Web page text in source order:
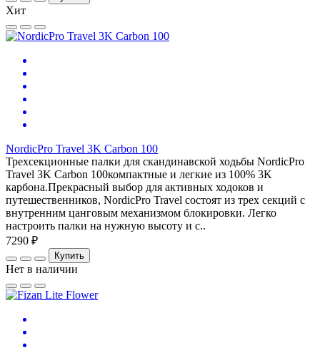
Хит
NordicPro Travel 3K Carbon 100
Трехсекционные палки для скандинавской ходьбы NordicPro
Travel 3K Carbon 100компактные и легкие из 100% 3K
карбона.Прекрасный выбор для активных ходоков и
путешественников, NordicPro Travel состоят из трех секций с
внутренним цанговым механизмом блокировки. Легко
настроить палки на нужную высоту и с..
7290 ₽
Купить
Нет в наличии